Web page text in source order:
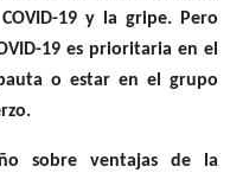
19 y la gripe. Pero
19 es prioritaria en el
o estar en el grupo
sobre ventajas de la